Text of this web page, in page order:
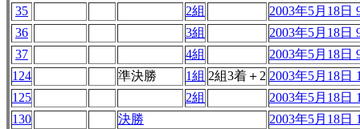
35
2組
2003年5月18日
36
3組
2003年5月18日
37
4組
2003年5月18日
124
準決勝 1組 2組3着＋2 2003年5月18日
125
2組
2003年5月18日
130
決勝 2003年5月18日